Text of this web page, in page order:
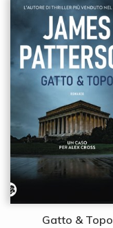
Gatto & Topo